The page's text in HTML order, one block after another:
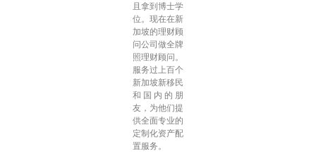
且拿到博士学
位。现在在新
加坡的理财顾
问公司做全牌
照理财顾问。
服务过上百个
新加坡新移民
和国内的朋
友，为他们提
供全面专业的
定制化资产配
置服务。